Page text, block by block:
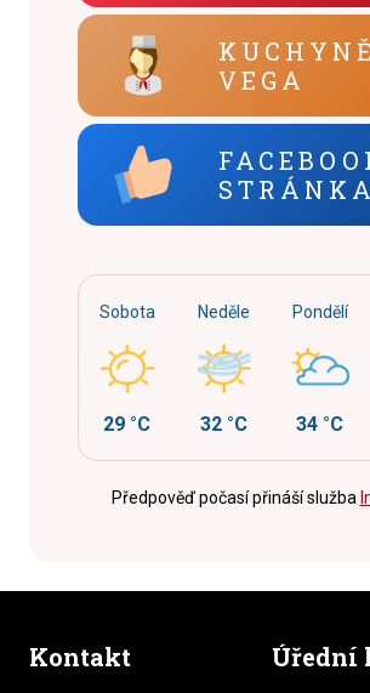
KUCHYNĚ
VEGA
STRÁNKA
Sobota
29 °C
Neděle
32 °C
Pondělí
34 °C
Předpověď počasí přináší služba
Kontakt Úřední